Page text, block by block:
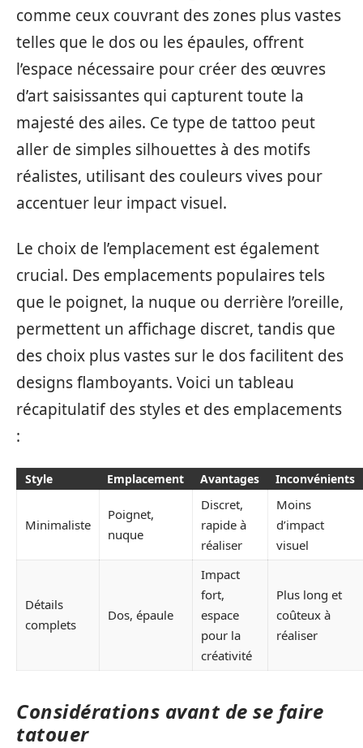
comme ceux couvrant des zones plus vastes
telles que le dos ou les épaules, offrent
l’espace nécessaire pour créer des œuvres
d’art saisissantes qui capturent toute la
majesté des ailes. Ce type de tattoo peut
aller de simples silhouettes à des motifs
réalistes, utilisant des couleurs vives pour
accentuer leur impact visuel.
Le choix de l’emplacement est également
crucial. Des emplacements populaires tels
que le poignet, la nuque ou derrière l’oreille,
permettent un affichage discret, tandis que
des choix plus vastes sur le dos facilitent des
designs flamboyants. Voici un tableau
récapitulatif des styles et des emplacements
:
Style Emplacement Avantages Inconvénients
Minimaliste
Poignet,
nuque
Discret,
rapide à
réaliser
Moins
d’impact
visuel
Détails
complets
Dos, épaule
Impact
fort,
espace
pour la
créativité
Plus long et
coûteux à
réaliser
Considérations avant de se faire
tatouer